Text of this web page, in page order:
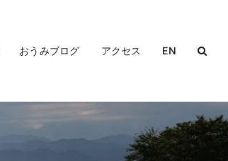
おうみブログ アクセス EN